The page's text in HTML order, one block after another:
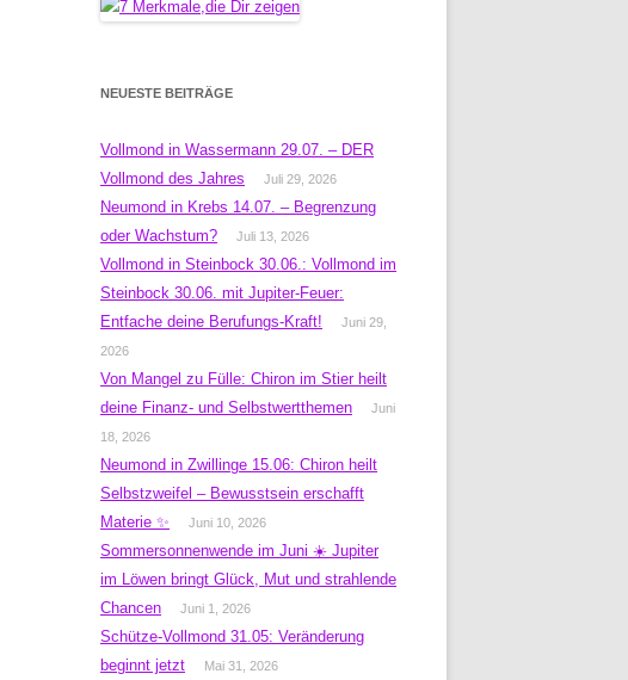
NEUESTE BEITRÄGE
Vollmond in Wassermann 29.07. – DER
Vollmond des Jahres
Juli 29, 2026
Neumond in Krebs 14.07. – Begrenzung
oder Wachstum?
Juli 13, 2026
Vollmond in Steinbock 30.06.: Vollmond im
Steinbock 30.06. mit Jupiter-Feuer:
Entfache deine Berufungs-Kraft!
Juni 29,
2026
Von Mangel zu Fülle: Chiron im Stier heilt
deine Finanz- und Selbstwertthemen
Juni
18, 2026
Neumond in Zwillinge 15.06: Chiron heilt
Selbstzweifel – Bewusstsein erschafft
Materie ✨
Juni 10, 2026
Sommersonnenwende im Juni ☀️ Jupiter
im Löwen bringt Glück, Mut und strahlende
Chancen
Juni 1, 2026
Schütze-Vollmond 31.05: Veränderung
beginnt jetzt
Mai 31, 2026